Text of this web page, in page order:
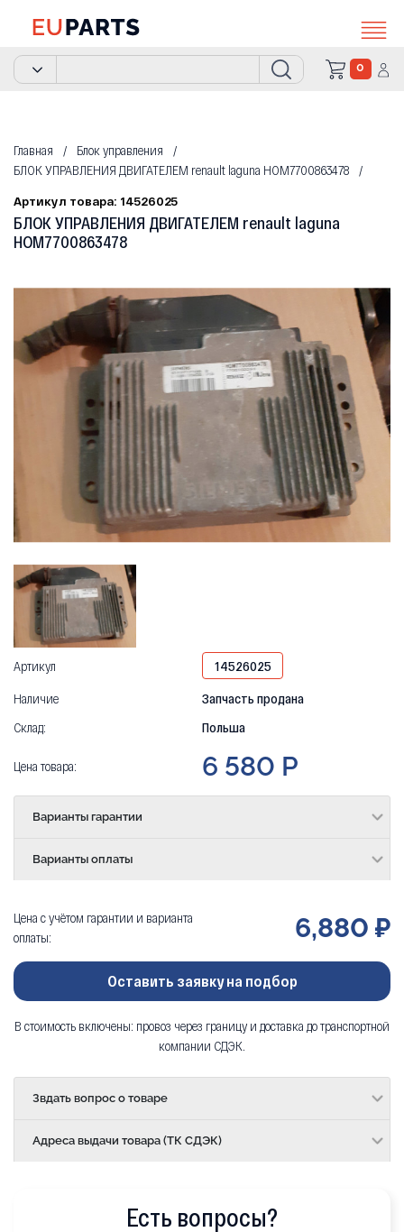
0
Главная
Блок управления
БЛОК УПРАВЛЕНИЯ ДВИГАТЕЛЕМ renault laguna HOM7700863478
Артикул товара: 14526025
БЛОК УПРАВЛЕНИЯ ДВИГАТЕЛЕМ renault laguna
HOM7700863478
Артикул
14526025
Наличие
Запчасть продана
Склад:
Польша
Цена товара: 6 580 Р
Варианты гарантии
Варианты оплаты
Цена с учётом гарантии и варианта
оплаты:
6,880 ₽
Оставить заявку на подбор
В стоимость включены: провоз через границу и доставка до транспортной
компании СДЭК.
Звдать вопрос о товаре
Адреса выдачи товара (ТК СДЭК)
Есть вопросы?